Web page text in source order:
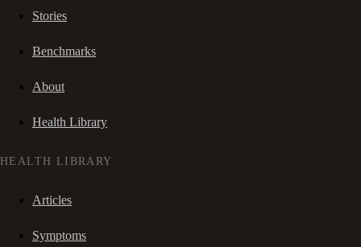
Stories
Benchmarks
About
Health Library
HEALTH LIBRARY
Articles
Symptoms